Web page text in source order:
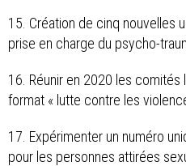
15. Création de cinq nouvelles
prise en charge du psycho-
16. Réunir en 2020 les comités
format « lutte contre les
17. Expérimenter un numéro
pour les personnes attirées